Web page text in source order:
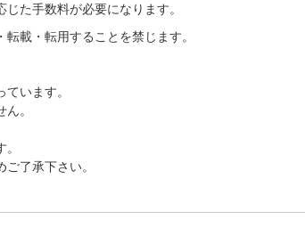
た手数料が必要になります。
載・転用することを禁じます。
います。
。
了承下さい。